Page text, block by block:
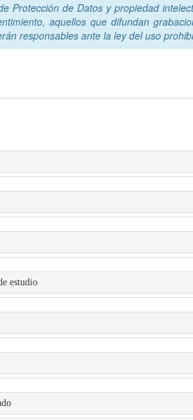
Protección de Datos y propiedad
aquellos que difundan
responsables ante la ley del uso
estudio